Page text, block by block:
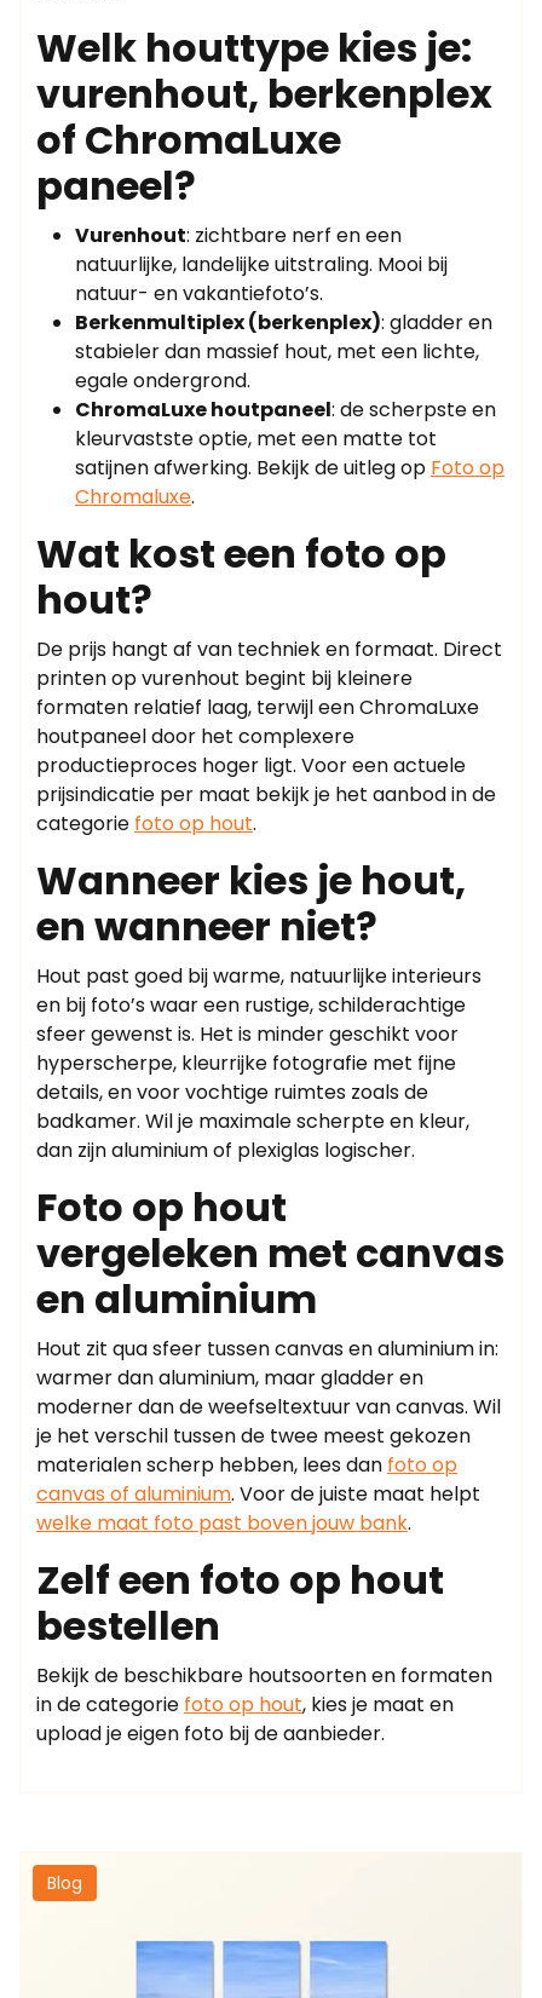
Welk houttype kies je:
vurenhout, berkenplex
of ChromaLuxe
paneel?
Vurenhout: zichtbare nerf en een
natuurlijke, landelijke uitstraling. Mooi bij
natuur- en vakantiefoto’s.
Berkenmultiplex (berkenplex): gladder en
stabieler dan massief hout, met een lichte,
egale ondergrond.
ChromaLuxe houtpaneel: de scherpste en
kleurvastste optie, met een matte tot
satijnen afwerking. Bekijk de uitleg op Foto op
Chromaluxe.
Wat kost een foto op
hout?
De prijs hangt af van techniek en formaat. Direct
printen op vurenhout begint bij kleinere
formaten relatief laag, terwijl een ChromaLuxe
houtpaneel door het complexere
productieproces hoger ligt. Voor een actuele
prijsindicatie per maat bekijk je het aanbod in de
categorie foto op hout.
Wanneer kies je hout,
en wanneer niet?
Hout past goed bij warme, natuurlijke interieurs
en bij foto’s waar een rustige, schilderachtige
sfeer gewenst is. Het is minder geschikt voor
hyperscherpe, kleurrijke fotografie met fijne
details, en voor vochtige ruimtes zoals de
badkamer. Wil je maximale scherpte en kleur,
dan zijn aluminium of plexiglas logischer.
Foto op hout
vergeleken met canvas
en aluminium
Hout zit qua sfeer tussen canvas en aluminium in:
warmer dan aluminium, maar gladder en
moderner dan de weefseltextuur van canvas. Wil
je het verschil tussen de twee meest gekozen
materialen scherp hebben, lees dan foto op
canvas of aluminium. Voor de juiste maat helpt
welke maat foto past boven jouw bank.
Zelf een foto op hout
bestellen
Bekijk de beschikbare houtsoorten en formaten
in de categorie foto op hout, kies je maat en
upload je eigen foto bij de aanbieder.
Blog